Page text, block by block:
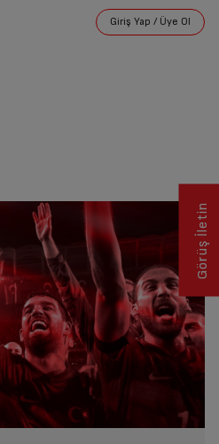
Görüş İletin